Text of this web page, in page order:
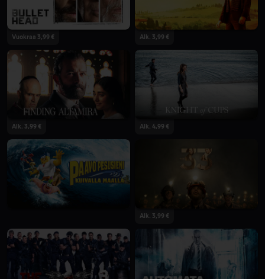
Vuokraa 3,99 € Alk. 3,99 €
Alk. 3,99 € Alk. 4,99 €
Alk. 3,99 €